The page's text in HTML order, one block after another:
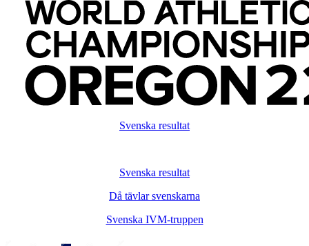
Svenska resultat
Svenska resultat
Då tävlar svenskarna
Svenska IVM-truppen